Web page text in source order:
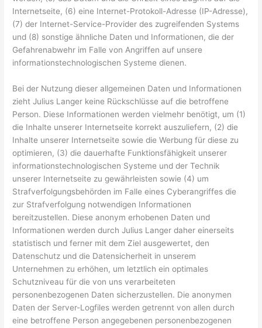
Internetseite, (6) eine Internet-Protokoll-Adresse (IP-Adresse),
(7) der Internet-Service-Provider des zugreifenden Systems
und (8) sonstige ähnliche Daten und Informationen, die der
Gefahrenabwehr im Falle von Angriffen auf unsere
informationstechnologischen Systeme dienen.
Bei der Nutzung dieser allgemeinen Daten und Informationen
zieht Julius Langer keine Rückschlüsse auf die betroffene
Person. Diese Informationen werden vielmehr benötigt, um (1)
die Inhalte unserer Internetseite korrekt auszuliefern, (2) die
Inhalte unserer Internetseite sowie die Werbung für diese zu
optimieren, (3) die dauerhafte Funktionsfähigkeit unserer
informationstechnologischen Systeme und der Technik
unserer Internetseite zu gewährleisten sowie (4) um
Strafverfolgungsbehörden im Falle eines Cyberangriffes die
zur Strafverfolgung notwendigen Informationen
bereitzustellen. Diese anonym erhobenen Daten und
Informationen werden durch Julius Langer daher einerseits
statistisch und ferner mit dem Ziel ausgewertet, den
Datenschutz und die Datensicherheit in unserem
Unternehmen zu erhöhen, um letztlich ein optimales
Schutzniveau für die von uns verarbeiteten
personenbezogenen Daten sicherzustellen. Die anonymen
Daten der Server-Logfiles werden getrennt von allen durch
eine betroffene Person angegebenen personenbezogenen